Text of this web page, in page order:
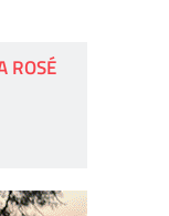
ROSÉ